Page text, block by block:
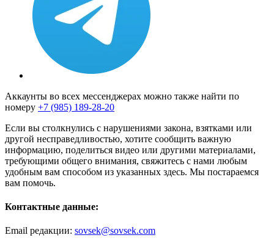
Аккаунты во всех мессенджерах можно также найти по
номеру +7 (985) 189-28-20
Если вы столкнулись с нарушениями закона, взятками или
другой несправедливостью, хотите сообщить важную
информацию, поделиться видео или другими материалами,
требующими общего внимания, свяжитесь с нами любым
удобным вам способом из указанных здесь. Мы постараемся
вам помочь.
Контактные данные:
Email редакции: sovsek@sovsek.com